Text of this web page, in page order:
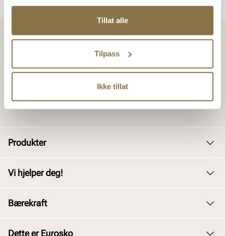
Tillat alle
Tilpass
Ikke tillat
Produkter
Barn
Vi hjelper deg!
Bærekraft
Dette er Eurosko